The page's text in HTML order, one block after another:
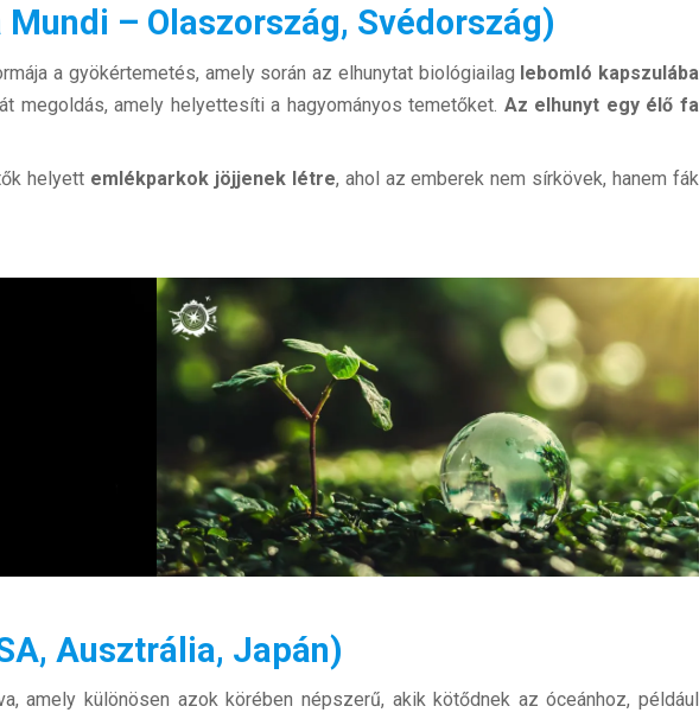
– Olaszország, Svédország)
a gyökértemetés, amely során az elhunytat biológiailag lebomló kapszulába
megoldás, amely helyettesíti a hagyományos temetőket. Az elhunyt egy élő fa
helyett emlékparkok jöjjenek létre, ahol az emberek nem sírkövek, hanem fák
Ausztrália, Japán)
amely különösen azok körében népszerű, akik kötődnek az óceánhoz, például